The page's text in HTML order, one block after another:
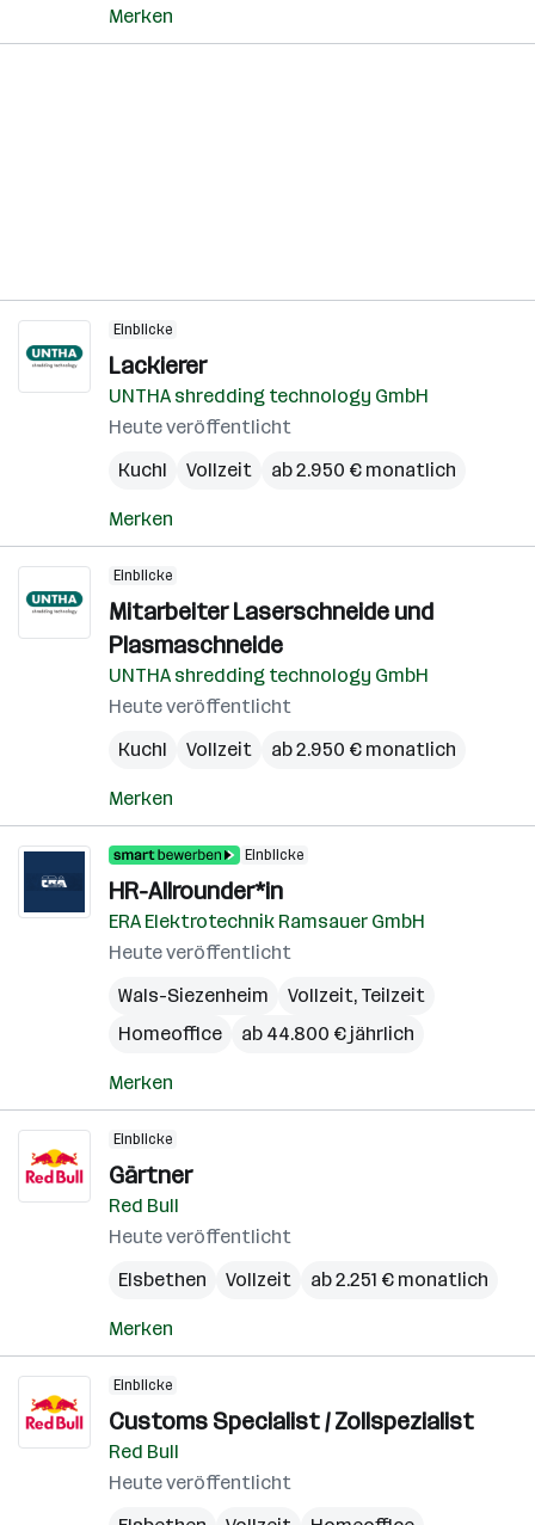
Merken
Einblicke
Lackierer
UNTHA shredding technology GmbH
Heute veröffentlicht
Kuchl
Vollzeit ab 2.950 € monatlich
Merken
Einblicke
Mitarbeiter Laserschneide und
Plasmaschneide
UNTHA shredding technology GmbH
Heute veröffentlicht
Kuchl
Vollzeit ab 2.950 € monatlich
Merken
Einblicke
HR-Allrounder*in
ERA Elektrotechnik Ramsauer GmbH
Heute veröffentlicht
Wals-Siezenheim
Vollzeit, Teilzeit
Homeoffice
ab 44.800 € jährlich
Merken
Einblicke
Gärtner
Red Bull
Heute veröffentlicht
Elsbethen
Vollzeit ab 2.251 € monatlich
Merken
Einblicke
Customs Specialist / Zollspezialist
Red Bull
Heute veröffentlicht